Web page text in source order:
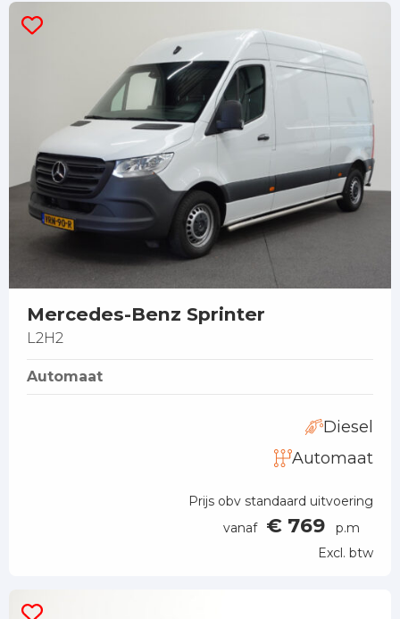
Mercedes-Benz Sprinter
L2H2
Automaat
Diesel
Automaat
Prijs obv standaard uitvoering
vanaf € 769
p.m
Excl. btw